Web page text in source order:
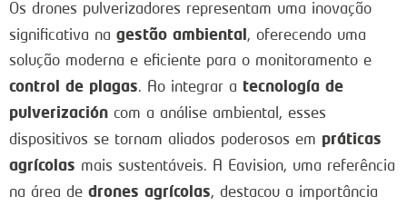
Os drones pulverizadores representam uma inovação
significativa na gestão ambiental, oferecendo uma
solução moderna e eficiente para o monitoramento e
control de plagas. Ao integrar a tecnología de
pulverización com a análise ambiental, esses
dispositivos se tornam aliados poderosos em práticas
agrícolas mais sustentáveis. A Eavision, uma referência
na área de drones agrícolas, destacou a importância